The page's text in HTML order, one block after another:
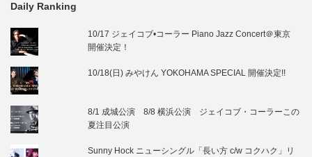
Daily Ranking
10/17 ジェイコブ•コーラー Piano Jazz Concert＠東京
開催決定！
10/18(日) みやけん YOKOHAMA SPECIAL 開催決定!!
8/1 成城公演 8/8 横浜公演 ジェイコブ・コーラーこの
夏注目公演
Sunny Hock ニューシングル「長い方 c/w コクハク」リ